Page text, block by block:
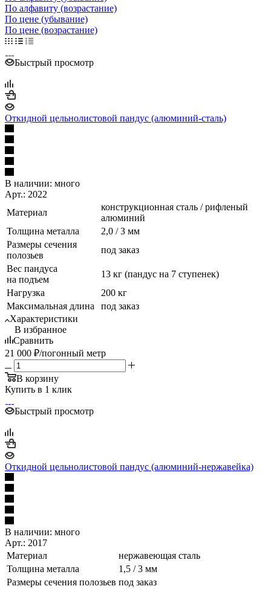
По алфавиту (возрастание)
По цене (убывание)
По цене (возрастание)
Быстрый просмотр
Откидной цельнолистовой пандус (алюминий-сталь)
В наличии: много
Арт.: 2022
Материал
конструкционная сталь / рифленый
алюминий
Толщина металла
2,0 / 3 мм
Размеры сечения
полозьев
под заказ
Вес пандуса
на подъем
13 кг (пандус на 7 ступенек)
Нагрузка
200 кг
Максимальная длина
под заказ
Характеристики
В избранное
Сравнить
21 000 ₽/погонный метр
В корзину
Купить в 1 клик
Быстрый просмотр
Откидной цельнолистовой пандус (алюминий-нержавейка)
В наличии: много
Арт.: 2017
Материал
нержавеющая сталь
Толщина металла
1,5 / 3 мм
Размеры сечения полозьев под заказ